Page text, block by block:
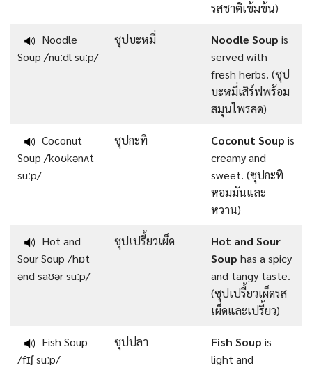
รสชาติเข้มข้น)
🔊 Noodle
Soup /ˈnuːdl suːp/
ซุปบะหมี่ Noodle Soup is
served with
fresh herbs. (ซุป
บะหมี่เสิร์ฟพร้อม
สมุนไพรสด)
🔊 Coconut
Soup /ˈkoʊkənʌt
suːp/
ซุปกะทิ Coconut Soup is
creamy and
sweet. (ซุปกะทิ
หอมมันและ
หวาน)
🔊 Hot and
Sour Soup /hɒt
ənd saʊər suːp/
ซุปเปรี้ยวเผ็ด
Hot and Sour
Soup has a spicy
and tangy taste.
(ซุปเปรี้ยวเผ็ดรส
เผ็ดและเปรี้ยว)
🔊 Fish Soup
/fɪʃ suːp/
ซุปปลา Fish Soup is
light and